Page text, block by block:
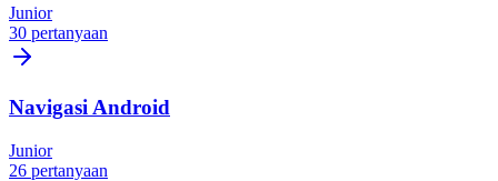
Junior
30 pertanyaan
Navigasi Android
Junior
26 pertanyaan